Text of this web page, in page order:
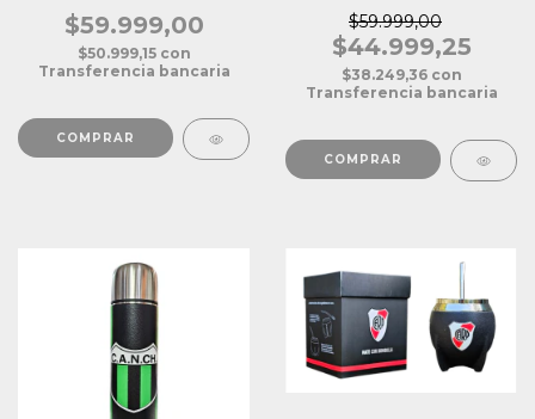
$59.999,00
$50.999,15 con
Transferencia bancaria
$59.999,00
$44.999,25
$38.249,36 con
Transferencia bancaria